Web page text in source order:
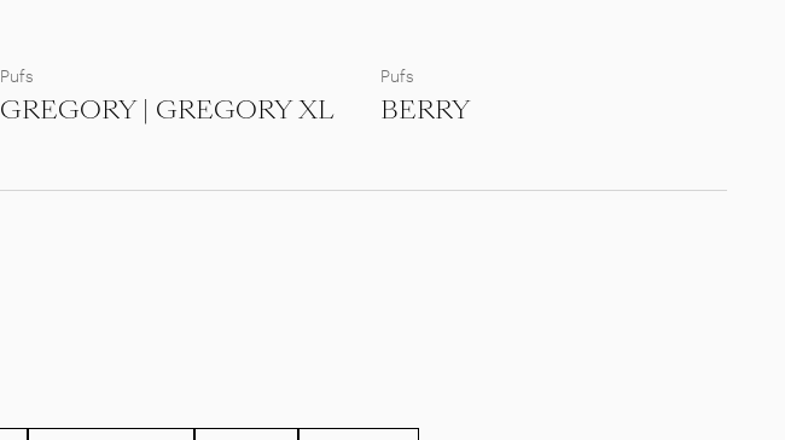
Pufs
GREGORY | GREGORY XL
Pufs
BERRY